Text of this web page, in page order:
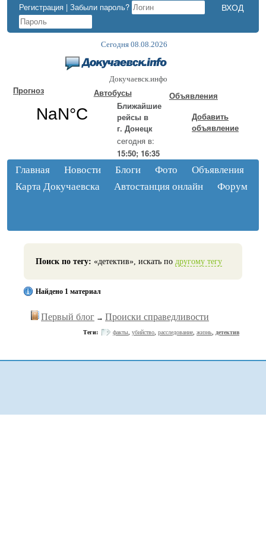
Регистрация | Забыли пароль?
Сегодня 08.08.2026
Докучаевск.инфо
Прогноз
Автобусы
Ближайшие
рейсы в
г. Донецк
сегодня в:
15:50; 16:35
Объявления
Добавить
объявление
Главная Новости Блоги Фото
Объявления
Карта Докучаевска
Автостанция онлайн Форум
Поиск по тегу: «детектив», искать по другому тегу
Найдено 1 материал
Первый блог → Происки справедливости
Теги: факты убийство расследование жизнь детектив